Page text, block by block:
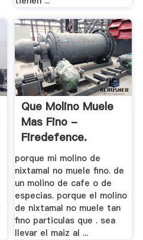
Que Molino Muele
Mas Fino -
Firedefence.
porque mi molino de
nixtamal no muele fino. de
un molino de cafe o de
especias. porque el molino
de nixtamal no muele tan
fino particulas que . sea
llevar el maiz al ...